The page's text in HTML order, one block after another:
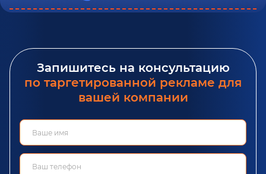
Запишитесь на консультацию
по таргетированной рекламе для
вашей компании